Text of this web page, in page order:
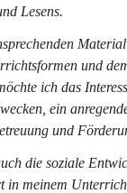
Lesens.
und
ich das
ein
und
die soziale
in meinem